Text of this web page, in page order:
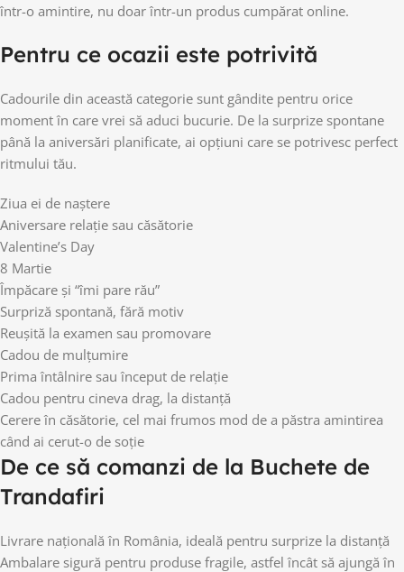
într-o amintire, nu doar într-un produs cumpărat online.
Pentru ce ocazii este potrivită
Cadourile din această categorie sunt gândite pentru orice
moment în care vrei să aduci bucurie. De la surprize spontane
până la aniversări planificate, ai opțiuni care se potrivesc perfect
ritmului tău.
Ziua ei de naștere
Aniversare relație sau căsătorie
Valentine’s Day
8 Martie
Împăcare și “îmi pare rău”
Surpriză spontană, fără motiv
Reușită la examen sau promovare
Cadou de mulțumire
Prima întâlnire sau început de relație
Cadou pentru cineva drag, la distanță
Cerere în căsătorie, cel mai frumos mod de a păstra amintirea
când ai cerut-o de soție
De ce să comanzi de la Buchete de
Trandafiri
Livrare națională în România, ideală pentru surprize la distanță
Ambalare sigură pentru produse fragile, astfel încât să ajungă în